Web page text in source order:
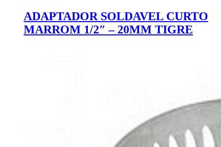
ADAPTADOR SOLDAVEL CURTO
MARROM 1/2″ – 20MM TIGRE